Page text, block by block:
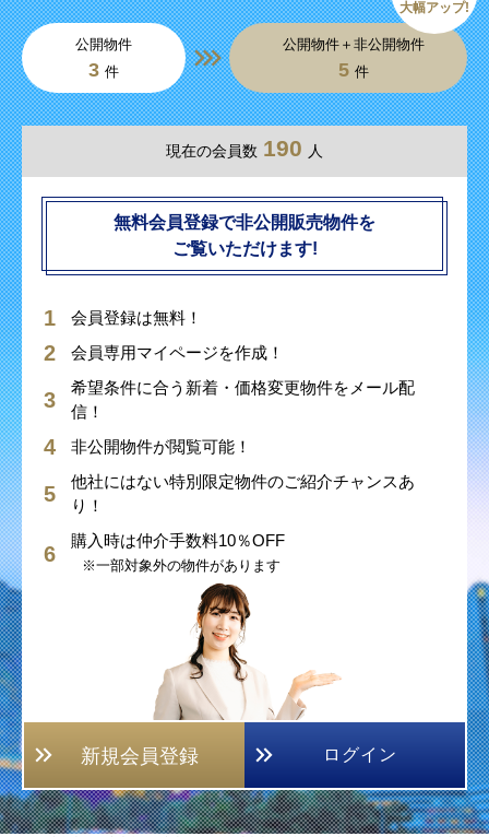
公開物件
3 件
公開物件＋非公開物件
5 件
大幅アップ!
現在の会員数 190 人
無料会員登録で非公開販売物件を
ご覧いただけます!
会員登録は無料！
会員専用マイページを作成！
希望条件に合う新着・価格変更物件をメール配
信！
非公開物件が閲覧可能！
他社にはない特別限定物件のご紹介チャンスあ
り！
購入時は仲介手数料10％OFF
※一部対象外の物件があります
新規会員登録 ログイン